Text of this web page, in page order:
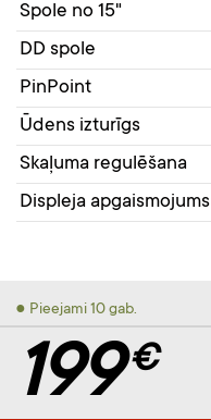
Spole no 15"
DD spole
PinPoint
Ūdens izturīgs
Skaļuma regulēšana
Displeja apgaismojums
● Pieejami 10 gab.
199€